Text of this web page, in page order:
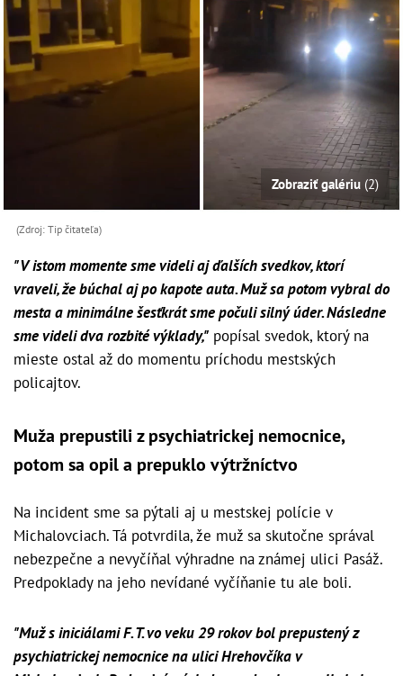
Zobraziť galériu (2)
(Zdroj: Tip čitateľa)
"V istom momente sme videli aj ďalších svedkov, ktorí
vraveli, že búchal aj po kapote auta. Muž sa potom vybral do
mesta a minimálne šesťkrát sme počuli silný úder. Následne
sme videli dva rozbité výklady," popísal svedok, ktorý na
mieste ostal až do momentu príchodu mestských
policajtov.
Muža prepustili z psychiatrickej nemocnice,
potom sa opil a prepuklo výtržníctvo
Na incident sme sa pýtali aj u mestskej polície v
Michalovciach. Tá potvrdila, že muž sa skutočne správal
nebezpečne a nevyčíňal výhradne na známej ulici Pasáž.
Predpoklady na jeho nevídané vyčíňanie tu ale boli.
"Muž s iniciálami F. T. vo veku 29 rokov bol prepustený z
psychiatrickej nemocnice na ulici Hrehovčíka v